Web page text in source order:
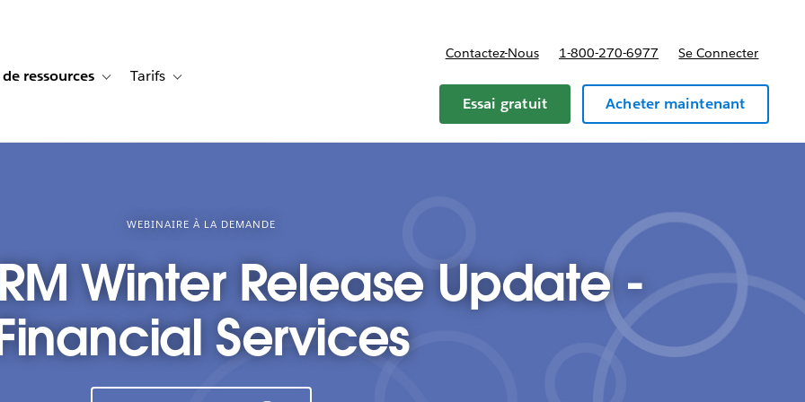
de cas for Solutions
ressources Toggle sub-navigation for Centre de ressources
Tarifs Toggle sub-navigation for Tarifs
Contactez-Nous 1-800-270-6977 Se Connecter
Essai gratuit Acheter maintenant
WEBINAIRE À LA DEMANDE
Winter Release Update -
Services